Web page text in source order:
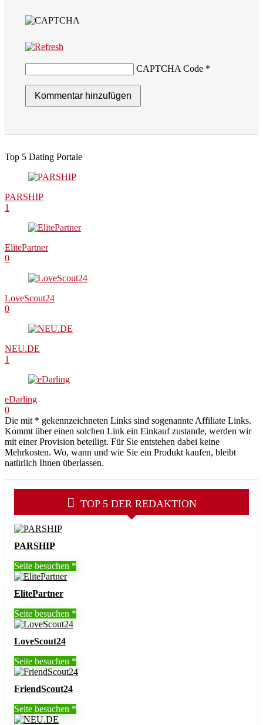
CAPTCHA Code *
Top 5 Dating Portale
PARSHIP
1
ElitePartner
0
LoveScout24
0
NEU.DE
1
eDarling
0
Die mit * gekennzeichneten Links sind sogenannte Affiliate Links.
Kommt über einen solchen Link ein Einkauf zustande, werden wir
mit einer Provision beteiligt. Für Sie entstehen dabei keine
Mehrkosten. Wo, wann und wie Sie ein Produkt kaufen, bleibt
natürlich Ihnen überlassen.
TOP 5 DER REDAKTION
PARSHIP
Seite besuchen
ElitePartner
Seite besuchen
LoveScout24
Seite besuchen
FriendScout24
Seite besuchen